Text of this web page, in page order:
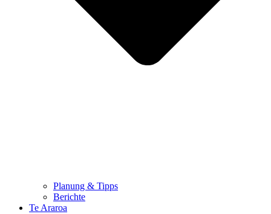
Planung & Tipps
Berichte
Te Araroa